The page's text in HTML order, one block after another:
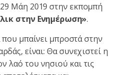
Μάη 2019 στην εκπομπή
στην Ενημέρωση».
μπαίνει μπροστά στην
είναι: Θα συνεχιστεί η
λαό του νησιού και τις